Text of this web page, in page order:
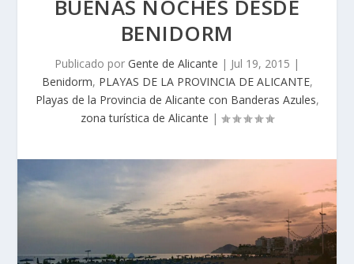
BUENAS NOCHES DESDE
BENIDORM
Publicado por Gente de Alicante | Jul 19, 2015 |
Benidorm, PLAYAS DE LA PROVINCIA DE ALICANTE,
Playas de la Provincia de Alicante con Banderas Azules,
zona turística de Alicante |